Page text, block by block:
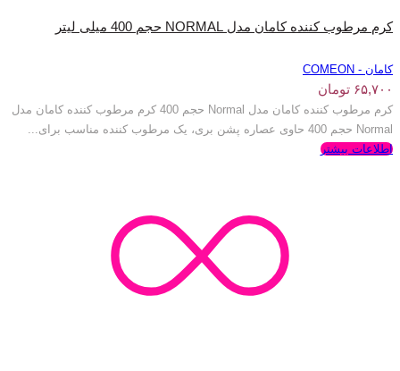
کرم مرطوب کننده کامان مدل NORMAL حجم 400 میلی لیتر
کامان - COMEON
۶۵,۷۰۰ تومان
کرم مرطوب کننده کامان مدل Normal حجم 400 کرم مرطوب کننده کامان مدل
Normal حجم 400 حاوی عصاره پشن بری، یک مرطوب کننده مناسب برای...
اطلاعات بیشتر